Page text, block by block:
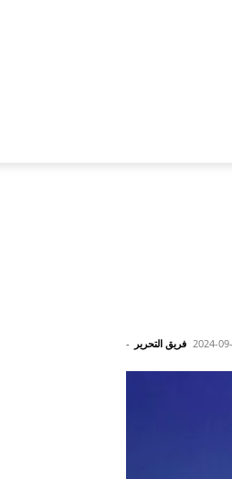
فريق التحرير - 2024-